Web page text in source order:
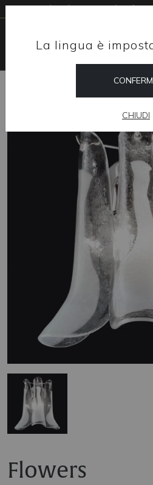
La lingua è
CHIUDI
Livraison gratuite
Flowers